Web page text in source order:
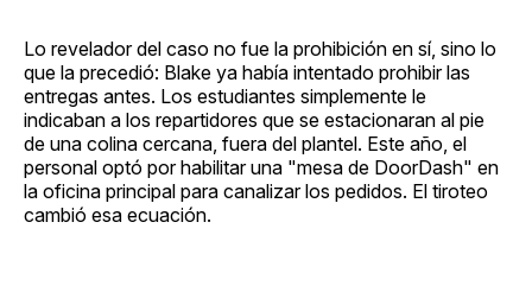
Lo revelador del caso no fue la prohibición en sí, sino lo
que la precedió: Blake ya había intentado prohibir las
entregas antes. Los estudiantes simplemente le
indicaban a los repartidores que se estacionaran al pie
de una colina cercana, fuera del plantel. Este año, el
personal optó por habilitar una "mesa de DoorDash" en
la oficina principal para canalizar los pedidos. El tiroteo
cambió esa ecuación.